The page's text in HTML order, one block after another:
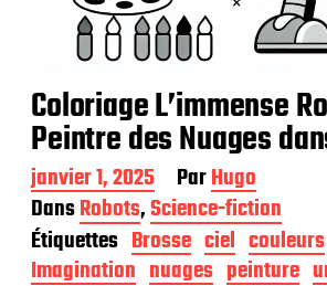
Coloriage L’immense
Peintre des Nuages
D
a
t
e
d
janvier 1, 2025 ParHugo
DansRobots,Science-fiction
Étiquettes Brosse ciel couleurs
Imagination nuages peinture